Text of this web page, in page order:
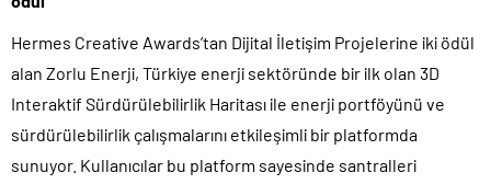
Hermes Creative Awards’tan Dijital İletişim Projelerine iki ödül
alan Zorlu Enerji, Türkiye enerji sektöründe bir ilk olan 3D
Interaktif Sürdürülebilirlik Haritası ile enerji portföyünü ve
sürdürülebilirlik çalışmalarını etkileşimli bir platformda
sunuyor. Kullanıcılar bu platform sayesinde santralleri